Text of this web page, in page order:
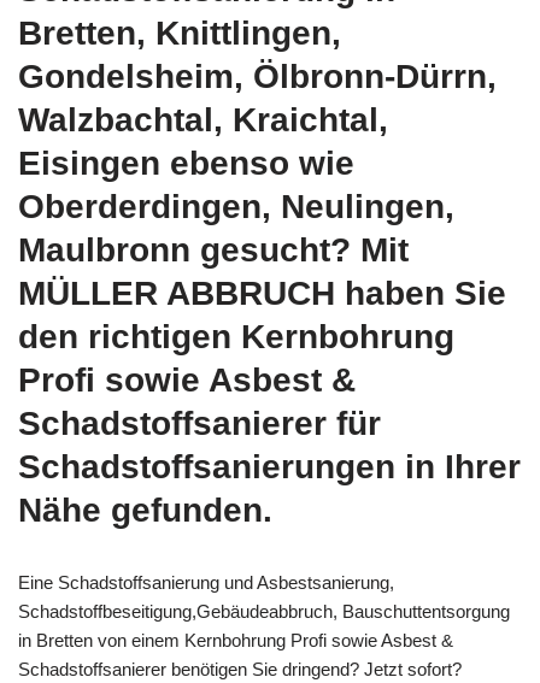
Bretten, Knittlingen,
Gondelsheim, Ölbronn-Dürrn,
Walzbachtal, Kraichtal,
Eisingen ebenso wie
Oberderdingen, Neulingen,
Maulbronn gesucht? Mit
MÜLLER ABBRUCH haben Sie
den richtigen Kernbohrung
Profi sowie Asbest &
Schadstoffsanierer für
Schadstoffsanierungen in Ihrer
Nähe gefunden.
Eine Schadstoffsanierung und Asbestsanierung,
Schadstoffbeseitigung,Gebäudeabbruch, Bauschuttentsorgung
in Bretten von einem Kernbohrung Profi sowie Asbest &
Schadstoffsanierer benötigen Sie dringend? Jetzt sofort?